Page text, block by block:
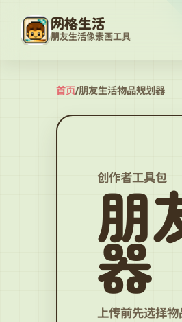
网格生活
朋友生活像素画工具
首页/朋友生活物品规划器
创作者工具包
朋
器
上传前先选择